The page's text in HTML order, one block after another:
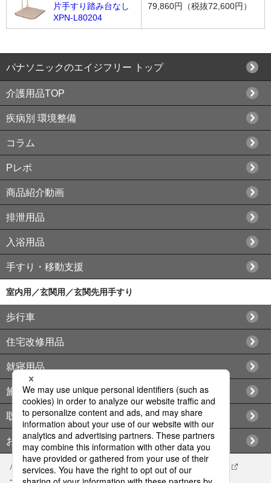
片手すり踏み台なし
XPN-L80204
79,860円（税抜72,600円）
パナソニックのエイジフリー トップ
介護用品TOP
疾病別 環境整備
コラム
Pレポ
商品紹介動画
排泄用品
入浴用品
手すり・移動支援
室内用／玄関用／玄関先用手すり
歩行車
住宅改修用品
就寝用品
施設向け用品
取扱店情報
お問い合わせ
パナソニック企業情報 エイジフリー企業情報